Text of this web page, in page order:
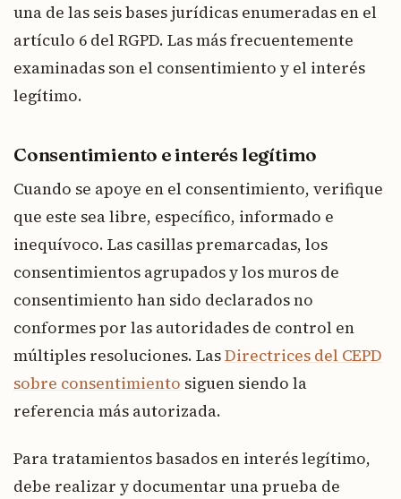
una de las seis bases jurídicas enumeradas en el
artículo 6 del RGPD. Las más frecuentemente
examinadas son el consentimiento y el interés
legítimo.
Consentimiento e interés legítimo
Cuando se apoye en el consentimiento, verifique
que este sea libre, específico, informado e
inequívoco. Las casillas premarcadas, los
consentimientos agrupados y los muros de
consentimiento han sido declarados no
conformes por las autoridades de control en
múltiples resoluciones. LasDirectrices del CEPD
sobre consentimiento siguen siendo la
referencia más autorizada.
Para tratamientos basados en interés legítimo,
debe realizar y documentar una prueba de